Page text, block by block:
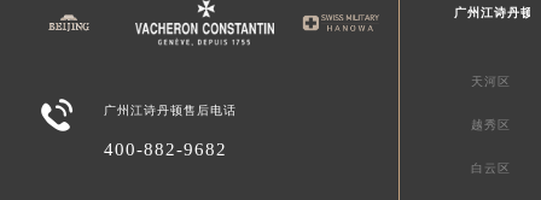
 广州江诗丹顿售后电话
400-882-9682
广州江诗丹顿
天河区
越秀区
白云区